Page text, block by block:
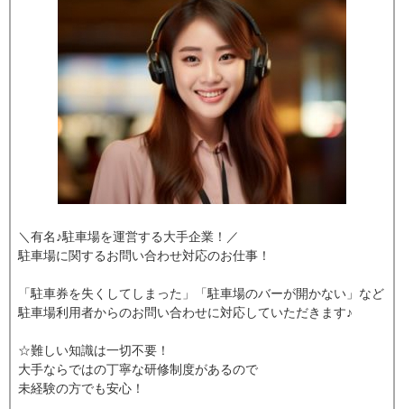
＼有名♪駐車場を運営する大手企業！／
駐車場に関するお問い合わせ対応のお仕事！
「駐車券を失くしてしまった」「駐車場のバーが開かない」など
駐車場利用者からのお問い合わせに対応していただきます♪
☆難しい知識は一切不要！
大手ならではの丁寧な研修制度があるので
未経験の方でも安心！